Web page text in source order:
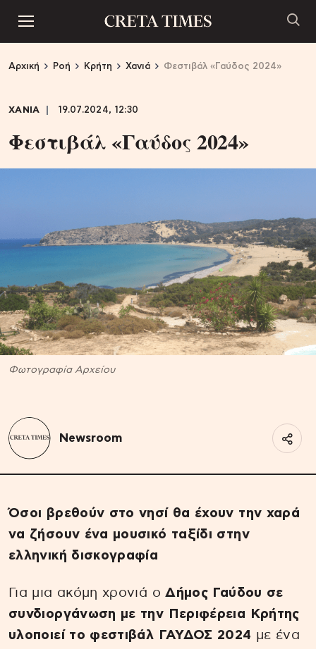
Αρχική Ροή Κρήτη Χανιά Φεστιβάλ «Γαύδος 2024»
ΧΑΝΙΑ 19.07.2024, 12:30
Φεστιβάλ «Γαύδος 2024»
Φωτογραφία Αρχείου
Newsroom
Όσοι βρεθούν στο νησί θα έχουν την χαρά
να ζήσουν ένα μουσικό ταξίδι στην
ελληνική δισκογραφία
Για μια ακόμη χρονιά ο Δήμος Γαύδου σε
συνδιοργάνωση με την Περιφέρεια Κρήτης
υλοποιεί το φεστιβάλ ΓΑΥΔΟΣ 2024 με ένα